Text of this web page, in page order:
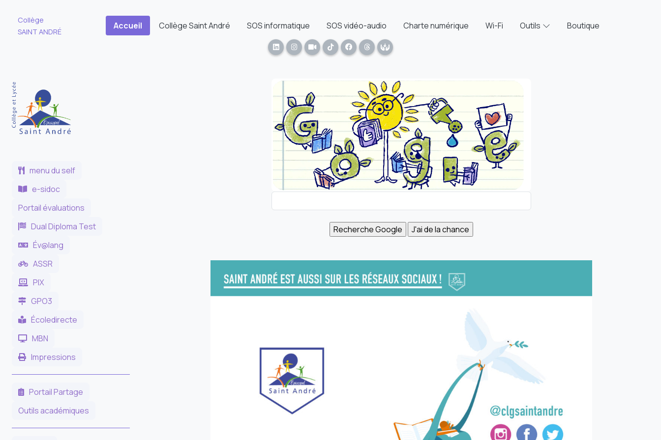
Collège
SAINT ANDRÉ
Accueil Collège Saint André SOS informatique SOS vidéo-audio Charte numérique Wi-Fi Outils Boutique
menu du self
e-sidoc
Portail évaluations
Dual Diploma Test
Év@lang
ASSR
PIX
GPO3
Écoledirecte
MBN
Impressions
Portail Partage
Outils académiques